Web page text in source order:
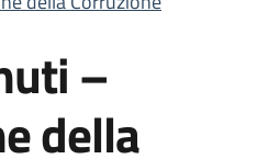
–
della